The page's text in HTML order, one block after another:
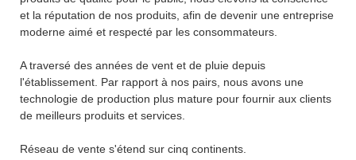
et la réputation de nos produits, afin de devenir une entreprise
moderne aimé et respecté par les consommateurs.
A traversé des années de vent et de pluie depuis
l'établissement. Par rapport à nos pairs, nous avons une
technologie de production plus mature pour fournir aux clients
de meilleurs produits et services.
Réseau de vente s'étend sur cinq continents.